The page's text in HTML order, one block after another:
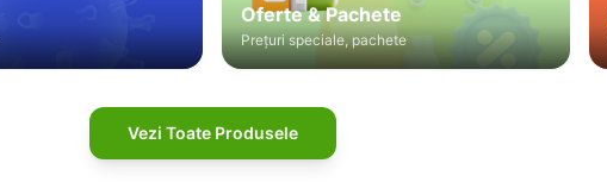
Oferte & Pachete
Prețuri speciale, pachete
Vezi Toate Produsele